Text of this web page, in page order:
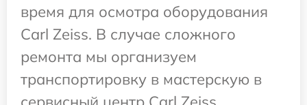
время для осмотра оборудования
Carl Zeiss. В случае сложного
ремонта мы организуем
транспортировку в мастерскую в